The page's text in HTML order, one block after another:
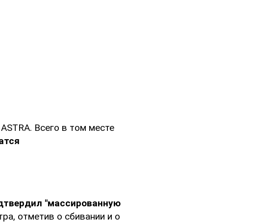
Всего в том месте
"массированную
отметив о сбивании и о